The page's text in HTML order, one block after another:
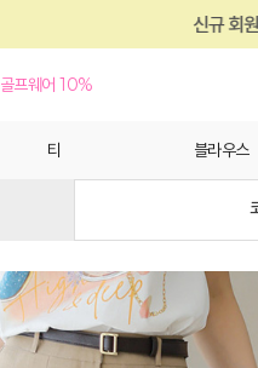
신규 회원가입 및 카톡
골프웨어 10%
티 블라우스